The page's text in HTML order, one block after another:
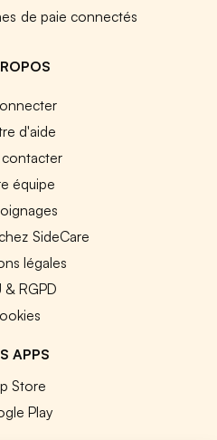
de paie connectés
d'aide
contacter
équipe
SideCare
légales
& RGPD
APPS
Store
Play